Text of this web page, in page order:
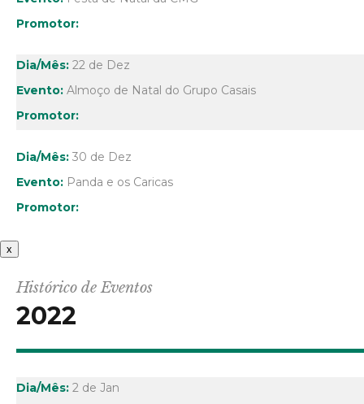
22 de Dez
Almoço de Natal do Grupo Casais
30 de Dez
Panda e os Caricas
x
Histórico de Eventos
2022
2 de Jan